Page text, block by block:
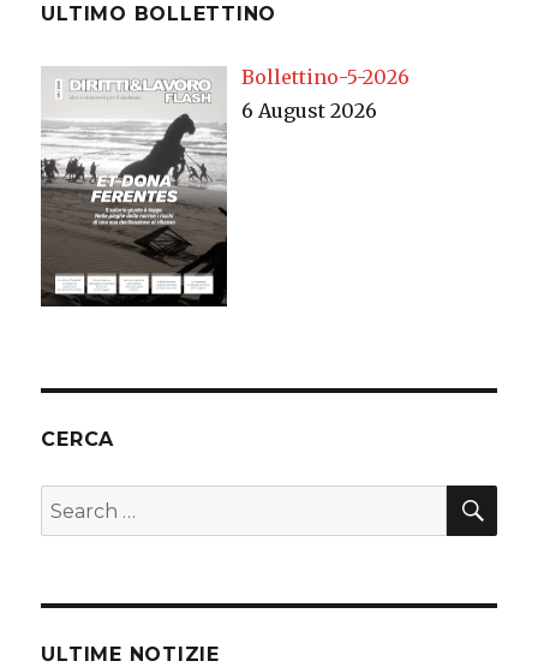
ULTIMO BOLLETTINO
Bollettino-5-2026
6 August 2026
CERCA
Search
for:
ULTIME NOTIZIE